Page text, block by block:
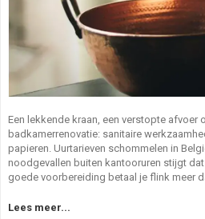
Een lekkende kraan, een verstopte afvoer
badkamerrenovatie: sanitaire
papieren. Uurtarieven schommelen in
noodgevallen buiten kantooruren stijgt
goede voorbereiding betaal je flink meer
Lees meer...